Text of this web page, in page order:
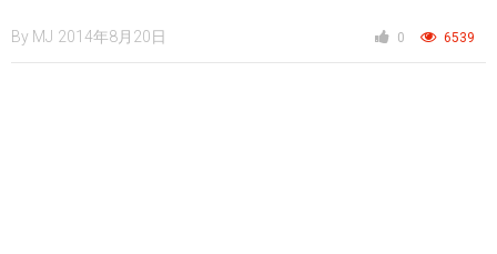
By MJ 2014年8月20日 0 6539